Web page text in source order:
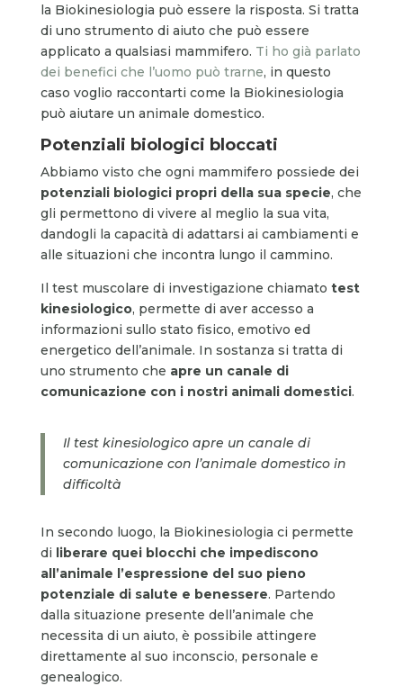
la Biokinesiologia può essere la risposta. Si tratta
di uno strumento di aiuto che può essere
applicato a qualsiasi mammifero. Ti ho già parlato
dei benefici che l’uomo può trarne, in questo
caso voglio raccontarti come la Biokinesiologia
può aiutare un animale domestico.
Potenziali biologici bloccati
Abbiamo visto che ogni mammifero possiede dei
potenziali biologici propri della sua specie, che
gli permettono di vivere al meglio la sua vita,
dandogli la capacità di adattarsi ai cambiamenti e
alle situazioni che incontra lungo il cammino.
Il test muscolare di investigazione chiamato test
kinesiologico, permette di aver accesso a
informazioni sullo stato fisico, emotivo ed
energetico dell’animale. In sostanza si tratta di
uno strumento che apre un canale di
comunicazione con i nostri animali domestici.
Il test kinesiologico apre un canale di
comunicazione con l’animale domestico in
difficoltà
In secondo luogo, la Biokinesiologia ci permette
di liberare quei blocchi che impediscono
all’animale l’espressione del suo pieno
potenziale di salute e benessere. Partendo
dalla situazione presente dell’animale che
necessita di un aiuto, è possibile attingere
direttamente al suo inconscio, personale e
genealogico.